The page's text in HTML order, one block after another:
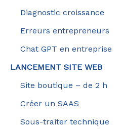
Diagnostic croissance
Erreurs entrepreneurs
Chat GPT en entreprise
LANCEMENT SITE WEB
Site boutique – de 2 h
Créer un SAAS
Sous-traiter technique